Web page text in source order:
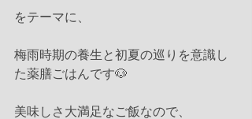
をテーマに、
梅雨時期の養生と初夏の巡りを意識し
た薬膳ごはんです🐶
美味しさ大満足なご飯なので、